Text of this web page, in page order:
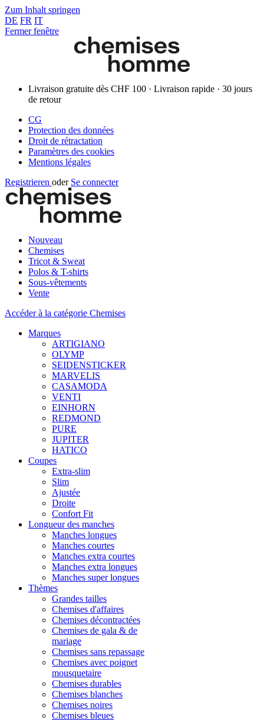
Zum Inhalt springen
DE FR IT
Fermer fenêtre
Livraison gratuite dès CHF 100 · Livraison rapide · 30 jours
de retour
CG
Protection des données
Droit de rétractation
Paramètres des cookies
Mentions légales
Registrieren oder Se connecter
Nouveau
Chemises
Tricot & Sweat
Polos & T-shirts
Sous-vêtements
Vente
Accéder à la catégorie Chemises
Marques
ARTIGIANO
OLYMP
SEIDENSTICKER
MARVELIS
CASAMODA
VENTI
EINHORN
REDMOND
PURE
JUPITER
HATICO
Coupes
Extra-slim
Slim
Ajustée
Droite
Confort Fit
Longueur des manches
Manches longues
Manches courtes
Manches extra courtes
Manches extra longues
Manches super longues
Thèmes
Grandes tailles
Chemises d'affaires
Chemises décontractées
Chemises de gala & de
mariage
Chemises sans repassage
Chemises avec poignet
mousquetaire
Chemises durables
Chemises blanches
Chemises noires
Chemises bleues